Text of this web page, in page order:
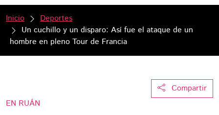
Inicio
Deportes
Un cuchillo y un disparo: Así fue el ataque de un
hombre en pleno Tour de Francia
Compartir
EN RUÁN